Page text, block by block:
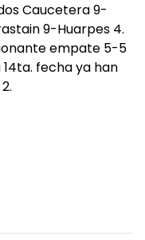
Caucetera 9-
9-Huarpes 4.
empate 5-5
14ta. fecha ya han